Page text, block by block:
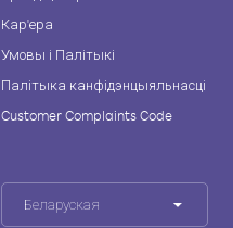
Кар'ера
Умовы і Палітыкі
Палітыка канфідэнцыяльнасці
Customer Complaints Code
Беларуская